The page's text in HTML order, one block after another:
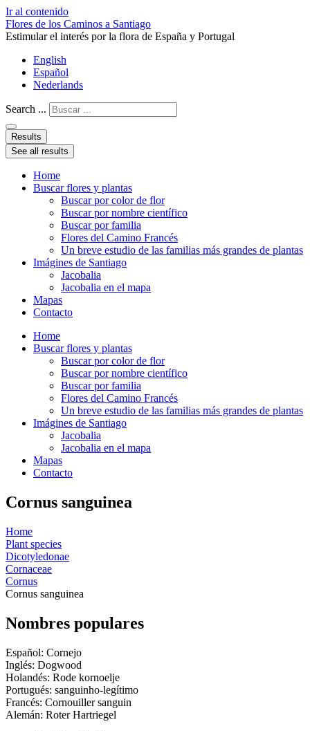
Ir al contenido
Flores de los Caminos a Santiago
Estimular el interés por la flora de España y Portugal
English
Español
Nederlands
Search ...
Results
See all results
Home
Buscar flores y plantas
Buscar por color de flor
Buscar por nombre científico
Buscar por familia
Flores del Camino Francés
Un breve estudio de las familias más grandes de plantas
Imágines de Santiago
Jacobalia
Jacobalia en el mapa
Mapas
Contacto
Home
Buscar flores y plantas
Buscar por color de flor
Buscar por nombre científico
Buscar por familia
Flores del Camino Francés
Un breve estudio de las familias más grandes de plantas
Imágines de Santiago
Jacobalia
Jacobalia en el mapa
Mapas
Contacto
Cornus sanguinea
Home
Plant species
Dicotyledonae
Cornaceae
Cornus
Cornus sanguinea
Nombres populares
Español: Cornejo
Inglés: Dogwood
Holandés: Rode kornoelje
Portugués: sanguinho-legítimo
Francés: Cornouiller sanguin
Alemán: Roter Hartriegel